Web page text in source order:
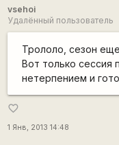
vsehoi
Удалённый пользователь
Трололо, сезон
Вот только сессия
нетерпением и
favorite_border
1 Янв, 2013 14:48